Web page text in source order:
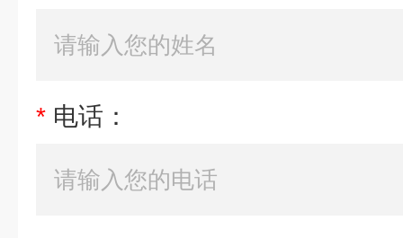
* 电话：